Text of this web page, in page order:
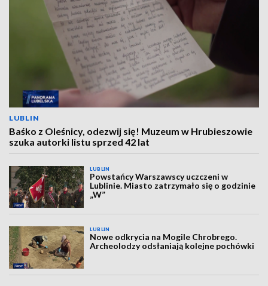
LUBLIN
Baśko z Oleśnicy, odezwij się! Muzeum w Hrubieszowie
szuka autorki listu sprzed 42 lat
LUBLIN
Powstańcy Warszawscy uczczeni w
Lublinie. Miasto zatrzymało się o godzinie
„W”
LUBLIN
Nowe odkrycia na Mogile Chrobrego.
Archeolodzy odsłaniają kolejne pochówki